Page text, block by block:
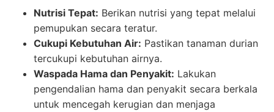
Nutrisi Tepat: Berikan nutrisi yang tepat melalui
pemupukan secara teratur.
Cukupi Kebutuhan Air: Pastikan tanaman durian
tercukupi kebutuhan airnya.
Waspada Hama dan Penyakit: Lakukan
pengendalian hama dan penyakit secara berkala
untuk mencegah kerugian dan menjaga